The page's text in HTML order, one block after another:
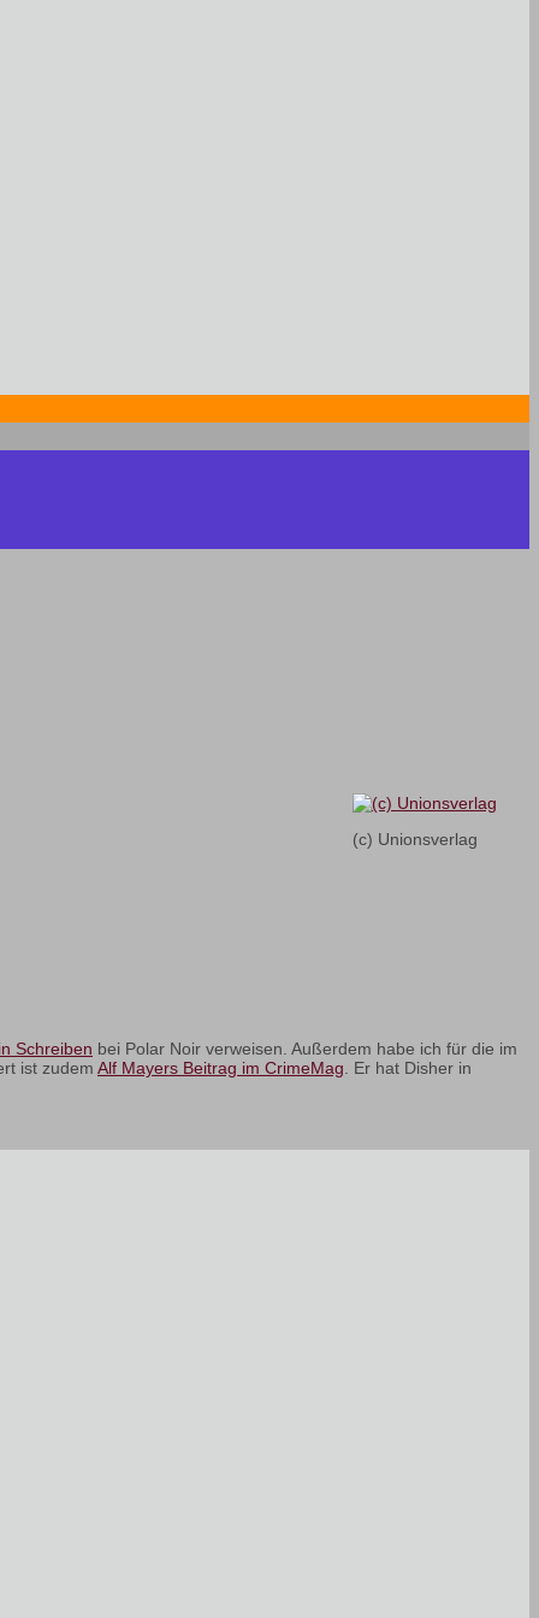
(c) Unionsverlag
Schreiben bei Polar Noir verweisen. Außerdem habe ich für die im
ist zudem Alf Mayers Beitrag im CrimeMag. Er hat Disher in